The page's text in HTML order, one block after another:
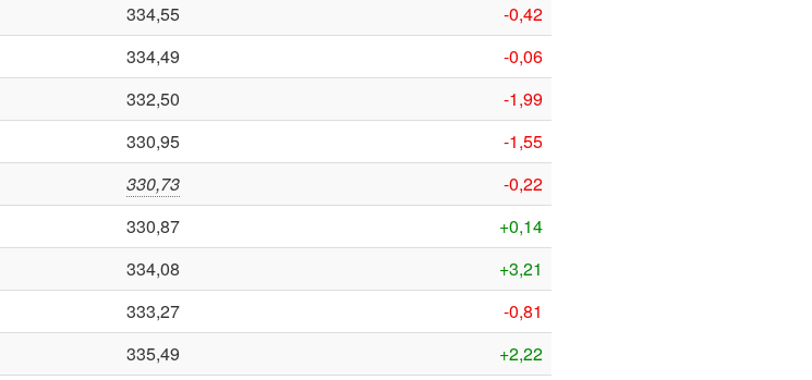
334,55
-0,42
334,49
-0,06
332,50
-1,99
330,95
-1,55
330,73
-0,22
330,87
+0,14
334,08
+3,21
333,27
-0,81
335,49
+2,22